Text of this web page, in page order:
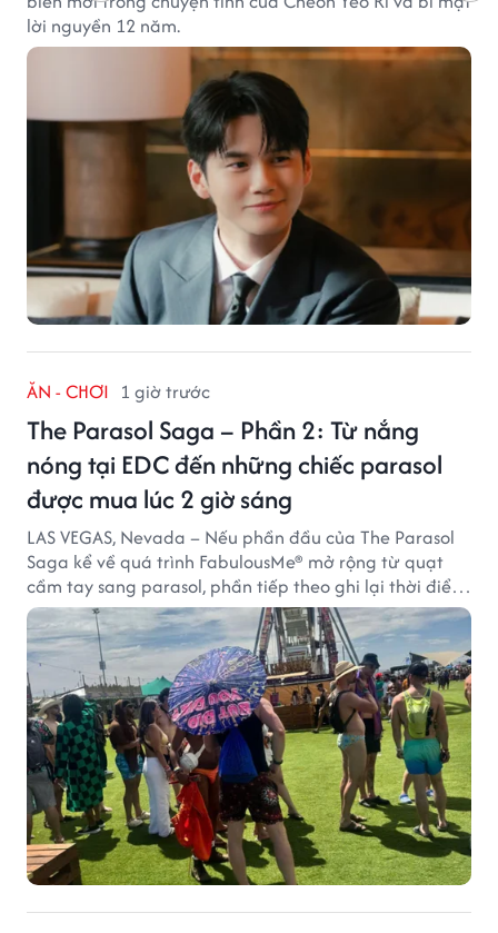
lời nguyền 12 năm.
ĂN - CHƠI 1 giờ trước
The Parasol Saga – Phần 2: Từ nắng
nóng tại EDC đến những chiếc parasol
được mua lúc 2 giờ sáng
LAS VEGAS, Nevada – Nếu phần đầu của The Parasol
Saga kể về quá trình FabulousMe® mở rộng từ quạt
cầm tay sang parasol, phần tiếp theo ghi lại thời điểm
sản phẩm được thị trường đón nhận và dần vượt khỏi
công năng che nắng thông thường.